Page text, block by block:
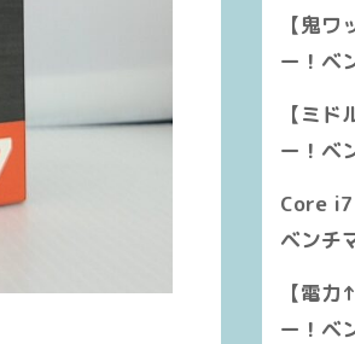
【鬼
ー！ベ
【ミ
ー！ベ
Core
ベンチ
【電
ー！ベ